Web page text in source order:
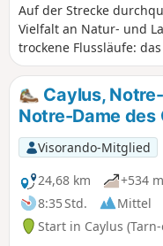
Auf der Strecke
Vielfalt an Natur- und
trockene Flussläufe:
Jahreszeit sichtbar.
landwirtschaftlichen
der Hanfproduktion
Hänge: kühle und
Unterholz
Bestände, die an
sind. Kalksteinfelsen:
Causse prägen. Die
kontrastreicher
Felsen, Causse.
Caylus,
Notre-Dame des
Visorando-Mitglied
24,68 km
+534 m
8:35 Std.
Mittel
Start in Caylus